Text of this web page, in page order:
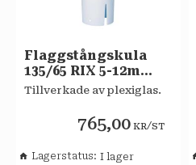
Flaggstångskula
135/65 RIX 5-12m
FORMENTA
Tillverkade av plexiglas.
765,00 KR/ST
Lagerstatus